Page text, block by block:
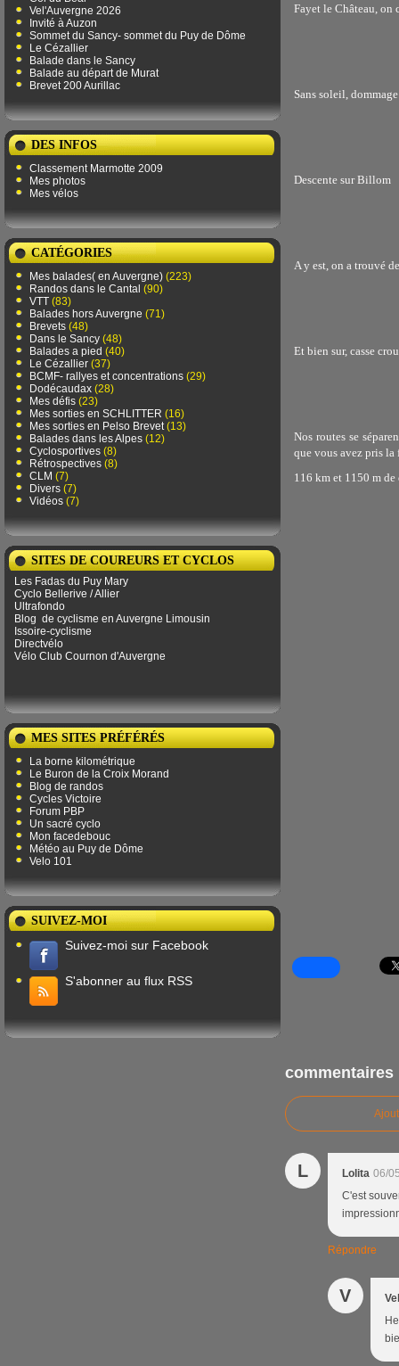
Vel'Auvergne 2026
Invité à Auzon
Sommet du Sancy- sommet du Puy de Dôme
Le Cézallier
Balade dans le Sancy
Balade au départ de Murat
Brevet 200 Aurillac
DES INFOS
Classement Marmotte 2009
Mes photos
Mes vélos
CATÉGORIES
Mes balades( en Auvergne) (223)
Randos dans le Cantal (90)
VTT (83)
Balades hors Auvergne (71)
Brevets (48)
Dans le Sancy (48)
Balades a pied (40)
Le Cézallier (37)
BCMF- rallyes et concentrations (29)
Dodécaudax (28)
Mes défis (23)
Mes sorties en SCHLITTER (16)
Mes sorties en Pelso Brevet(13)
Balades dans les Alpes (12)
Cyclosportives (8)
Rétrospectives (8)
CLM (7)
Divers (7)
Vidéos (7)
SITES DE COUREURS ET CYCLOS
Les Fadas du Puy Mary
Cyclo Bellerive / Allier
Ultrafondo
Blog de ​​cyclisme en Auvergne Limousin
Issoire-cyclisme
Directvélo
Vélo Club Cournon d'Auvergne
MES SITES PRÉFÉRÉS
La borne kilométrique
Le Buron de la Croix Morand
Blog de randos
Cycles Victoire
Forum PBP
Un sacré cyclo
Mon facedebouc
Météo au Puy de Dôme
Velo 101
SUIVEZ-MOI
Suivez-moi sur Facebook
S'abonner au flux RSS
Fayet le Château, on
Sans soleil,
Descente sur Billom
A y est, on a trouvé
Et bien sur, casse
Nos routes se
que vous avez pris la
116 km et 1150 m
commentaires
L Lolita 06/
C'est
Répondre
V